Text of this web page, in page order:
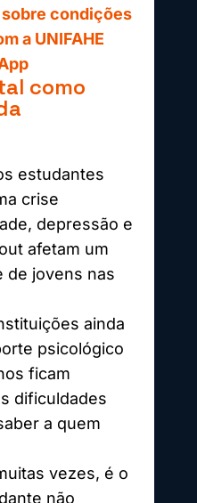
condições
a UNIFAHE
como
estudantes
crise
depressão e
afetam um
de jovens nas
ainda
psicológico
ficam
dificuldades
a quem
vezes, é o
não